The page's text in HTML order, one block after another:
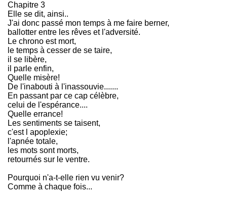
Chapitre 3
Elle se dit, ainsi..
J'ai donc passé mon temps à me faire berner,
ballotter entre les rêves et l'adversité.
Le chrono est mort,
le temps à cesser de se taire,
il se libère,
il parle enfin,
Quelle misère!
De l'inabouti à l'inassouvie.......
En passant par ce cap célèbre,
celui de l'espérance....
Quelle errance!
Les sentiments se taisent,
c'est l apoplexie;
l'apnée totale,
les mots sont morts,
retournés sur le ventre.
Pourquoi n'a-t-elle rien vu venir?
Comme à chaque fois...